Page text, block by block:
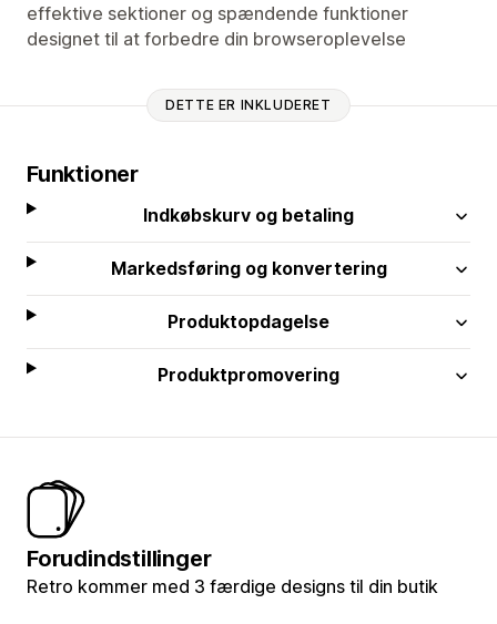
effektive sektioner og spændende funktioner
designet til at forbedre din browseroplevelse
DETTE ER INKLUDERET
Funktioner
Indkøbskurv og betaling
Markedsføring og konvertering
Produktopdagelse
Produktpromovering
Forudindstillinger
Retro kommer med 3 færdige designs til din butik